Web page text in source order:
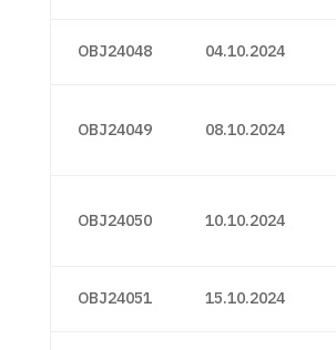
OBJ24048 04.10.2024
OBJ24049 08.10.2024
OBJ24050 10.10.2024
OBJ24051 15.10.2024